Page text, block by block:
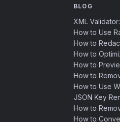
BLOG
XML
How to Use
How to
How to
How to
How to
How to Use
JSON Key
How to
How to